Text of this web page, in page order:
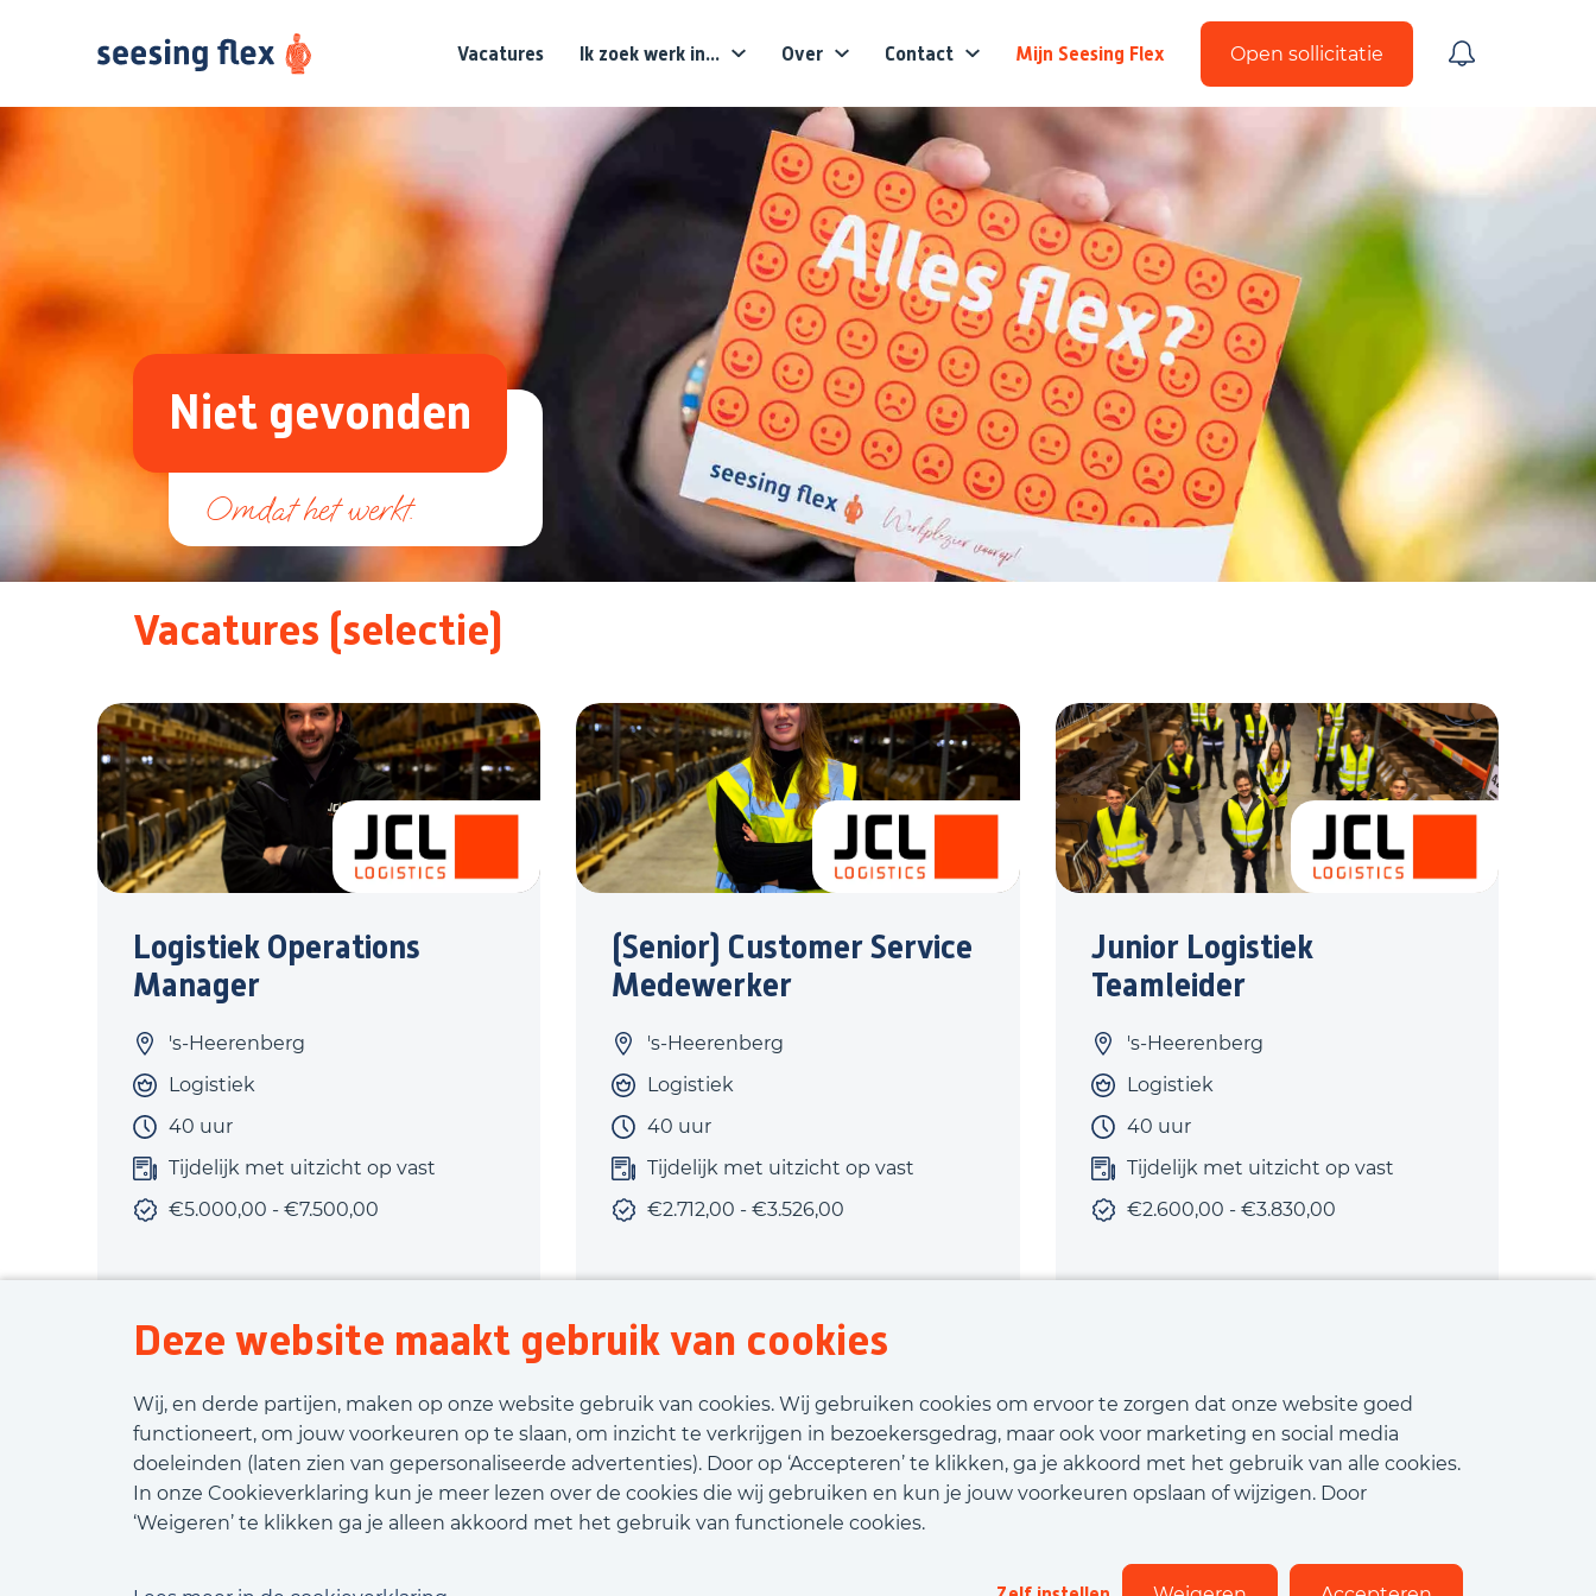
Deze website maakt gebruik van cookies
Wij, en derde partijen, maken op onze website gebruik van cookies. Wij gebruiken cookies om ervoor te zorgen dat onze website goed
functioneert, om jouw voorkeuren op te slaan, om inzicht te verkrijgen in bezoekersgedrag, maar ook voor marketing en social media
doeleinden (laten zien van gepersonaliseerde advertenties). Door op ‘Accepteren’ te klikken, ga je akkoord met het gebruik van alle cookies.
In onze Cookieverklaring kun je meer lezen over de cookies die wij gebruiken en kun je jouw voorkeuren opslaan of wijzigen. Door
‘Weigeren’ te klikken ga je alleen akkoord met het gebruik van functionele cookies.
Vacatures Ik zoek werk in... Over Contact Mijn Seesing Flex Open sollicitatie
Niet gevonden
Vacatures (selectie)
Logistiek Operations
Manager
's-Heerenberg
Logistiek
40 uur
Tijdelijk met uitzicht op vast
€5.000,00 - €7.500,00
Bekijk vacature
(Senior) Customer Service
Medewerker
's-Heerenberg
Logistiek
40 uur
Tijdelijk met uitzicht op vast
€2.712,00 - €3.526,00
Bekijk vacature
Junior Logistiek
Teamleider
's-Heerenberg
Logistiek
40 uur
Tijdelijk met uitzicht op vast
€2.600,00 - €3.830,00
Call-to-action bij meer vacatures
Beleidsverklaring informatiebeveiliging Cookies Flexfamily